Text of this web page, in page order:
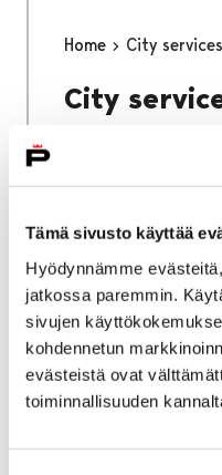
Tämä sivusto käyttää
Hyödynnämme
jatkossa paremmin.
sivujen
kohdennetun
evästeistä ovat
toiminnallisuuden
Home City services
City
Why Pori